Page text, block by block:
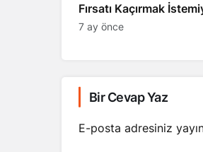
Fırsatı Kaçırmak
7 ay önce
Bir Cevap Yaz
E-posta adresiniz